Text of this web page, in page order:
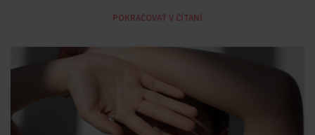
POKRAČOVAŤ V ČÍTANÍ